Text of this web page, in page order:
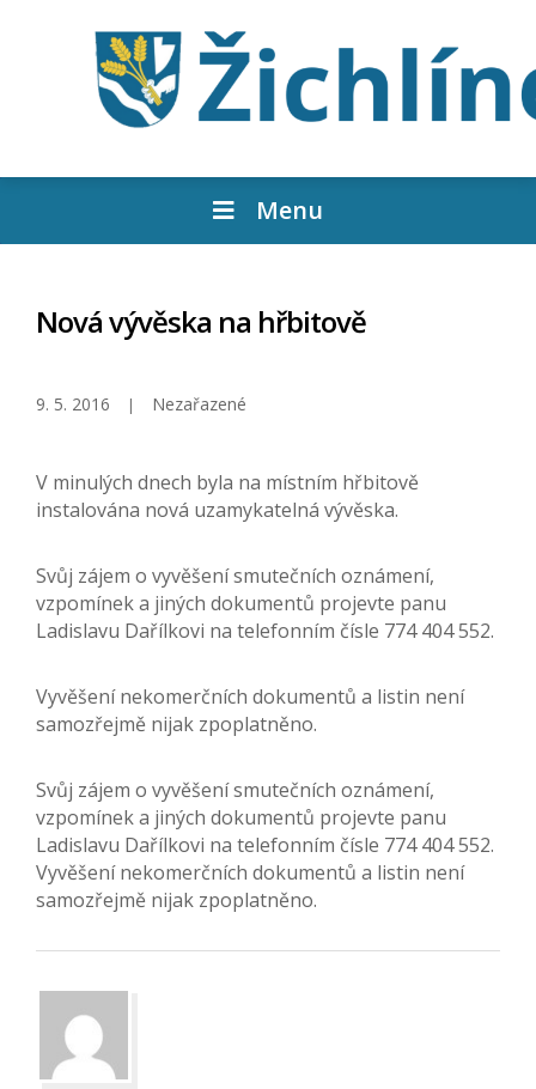
Menu
Nová vývěska na hřbitově
9. 5. 2016 Nezařazené
V minulých dnech byla na místním hřbitově
instalována nová uzamykatelná vývěska.
Svůj zájem o vyvěšení smutečních oznámení,
vzpomínek a jiných dokumentů projevte panu
Ladislavu Dařílkovi na telefonním čísle 774 404 552.
Vyvěšení nekomerčních dokumentů a listin není
samozřejmě nijak zpoplatněno.
Svůj zájem o vyvěšení smutečních oznámení,
vzpomínek a jiných dokumentů projevte panu
Ladislavu Dařílkovi na telefonním čísle 774 404 552.
Vyvěšení nekomerčních dokumentů a listin není
samozřejmě nijak zpoplatněno.